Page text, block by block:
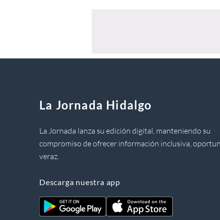
La Jornada Hidalgo
La Jornada lanza su edición digital, manteniendo su
compromiso de ofrecer información inclusiva,
veraz.
Descarga nuestra app